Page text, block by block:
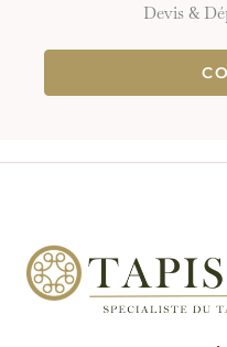
Devis &